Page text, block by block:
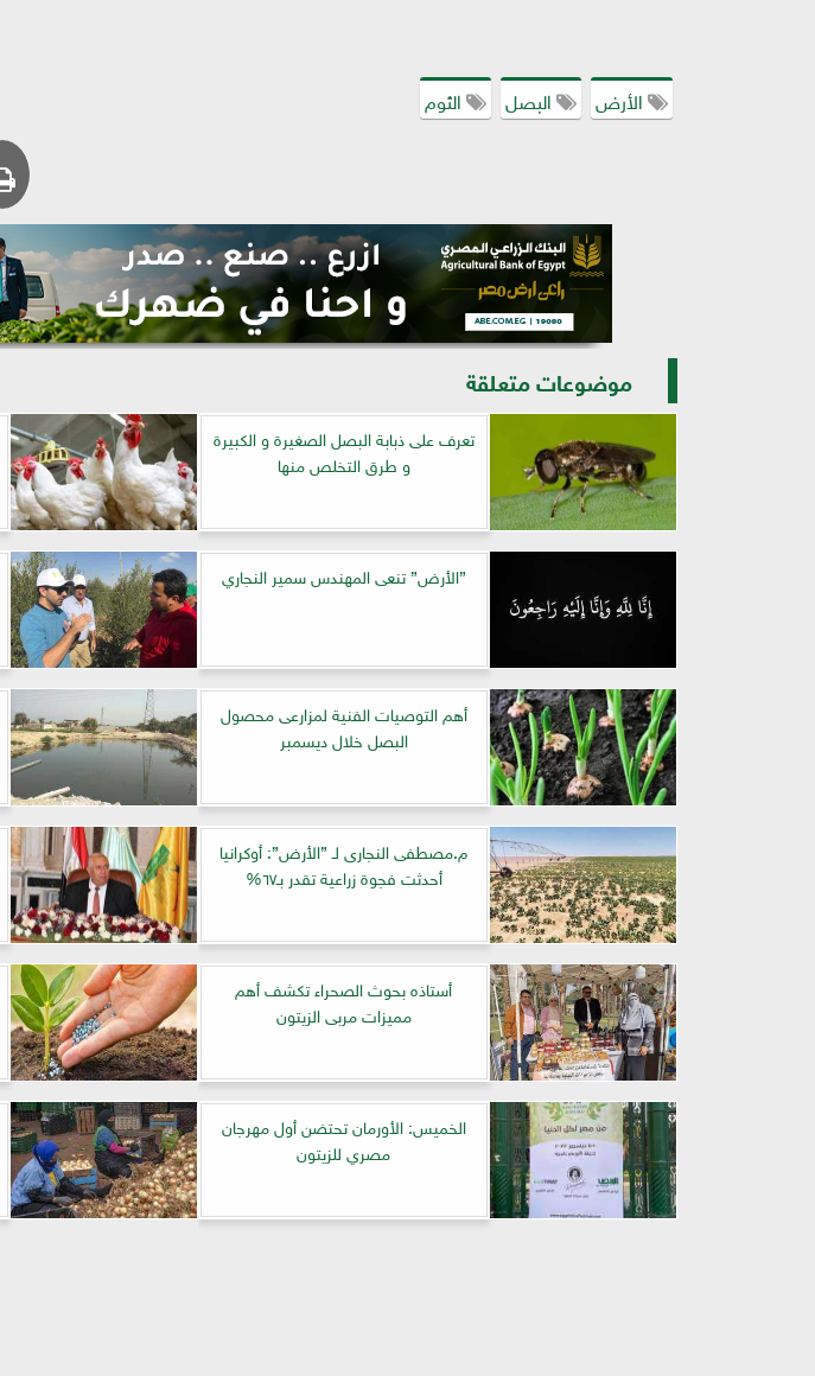
الأرض البصل الثوم
موضوعات متعلقة
تعرف على ذبابة البصل الصغيرة و الكبيرة
و طرق التخلص منها
”الأرض” تنعى المهندس سمير النجاري
أهم التوصيات الفنية لمزارعى محصول
البصل خلال ديسمبر
م.مصطفى النجارى لـ ”الأرض”: أوكرانيا
أحدثت فجوة زراعية تقدر بـ٦٧%
أستاذه بحوث الصحراء تكشف أهم
مميزات مربى الزيتون
الخميس: الأورمان تحتضن أول مهرجان
مصري للزيتون